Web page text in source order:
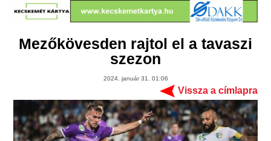
Mezőkövesden rajtol el a tavaszi
szezon
2024. január 31. 01:06
Vissza a címlapra